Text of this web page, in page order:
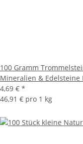
100 Gramm
Mineralien & Edelsteine
4,69 € *
46,91 € pro 1 kg